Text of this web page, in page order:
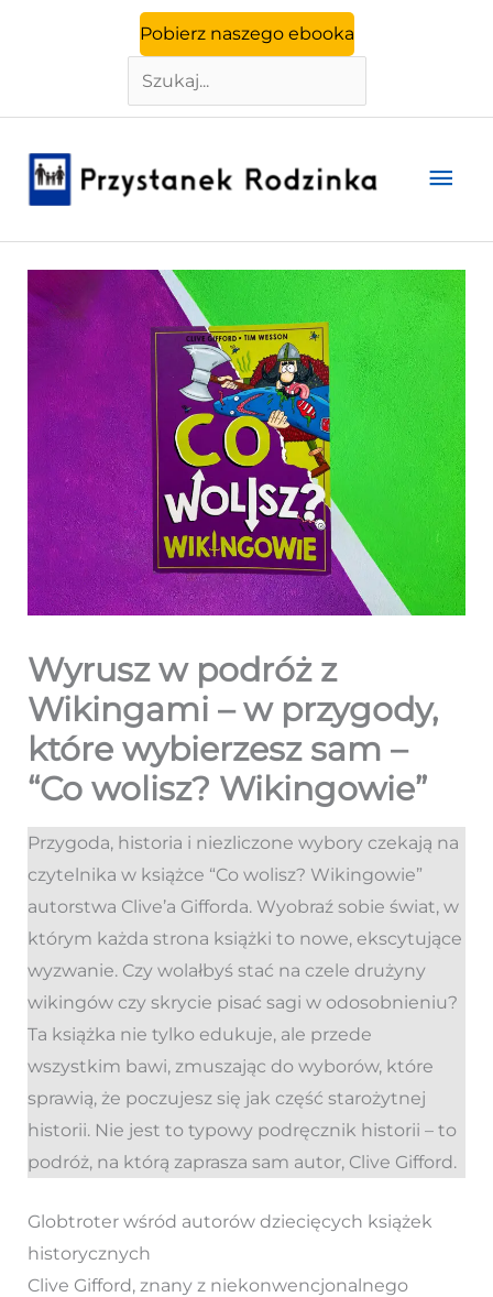
Pobierz naszego ebooka
Szukaj
Wyrusz w podróż z
Wikingami – w przygody,
które wybierzesz sam –
“Co wolisz? Wikingowie”
Przygoda, historia i niezliczone wybory czekają na
czytelnika w książce “Co wolisz? Wikingowie”
autorstwa Clive’a Gifforda. Wyobraź sobie świat, w
którym każda strona książki to nowe, ekscytujące
wyzwanie. Czy wolałbyś stać na czele drużyny
wikingów czy skrycie pisać sagi w odosobnieniu?
Ta książka nie tylko edukuje, ale przede
wszystkim bawi, zmuszając do wyborów, które
sprawią, że poczujesz się jak część starożytnej
historii. Nie jest to typowy podręcznik historii – to
podróż, na którą zaprasza sam autor, Clive Gifford.
Globtroter wśród autorów dziecięcych książek
historycznych
Clive Gifford, znany z niekonwencjonalnego